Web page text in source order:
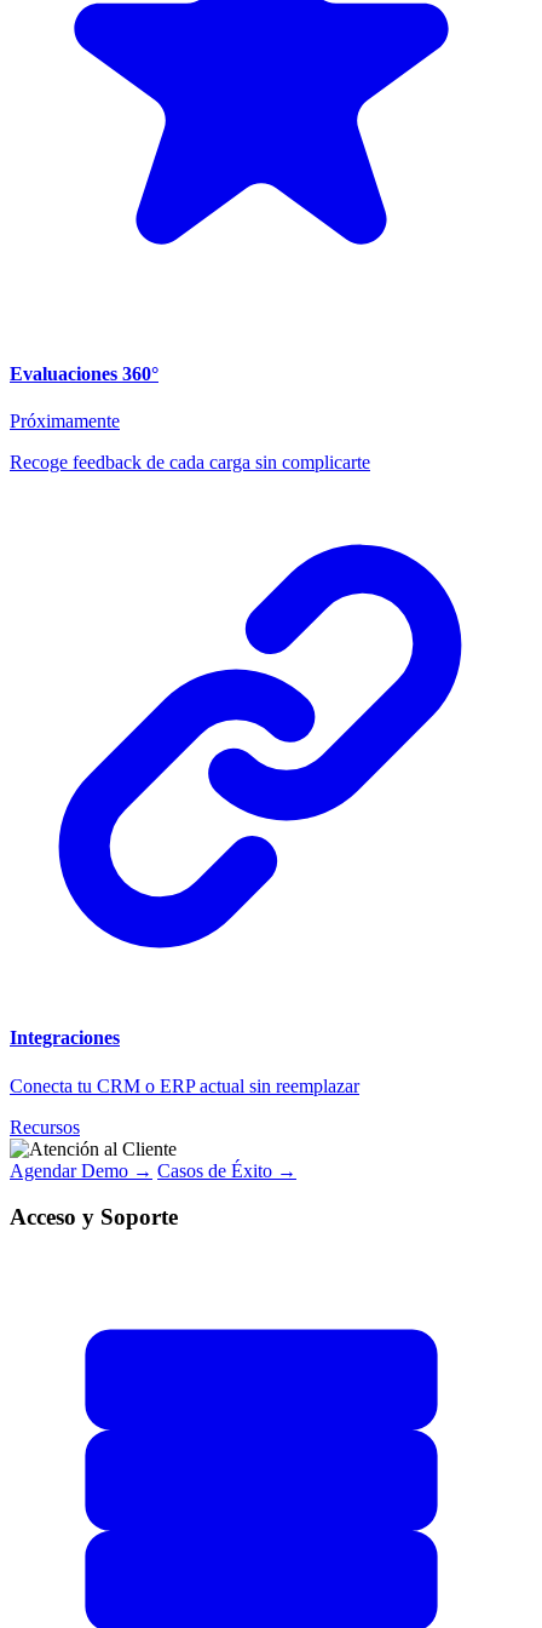
Evaluaciones 360°
Próximamente
Recoge feedback de cada carga sin complicarte
Integraciones
Conecta tu CRM o ERP actual sin reemplazar
Recursos
Agendar Demo → Casos de Éxito →
Acceso y Soporte